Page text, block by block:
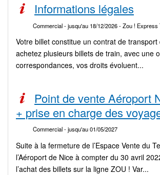
Informations légales
Commercial- jusqu'au 18/12/2026- Zou ! Express
Votre billet constitue un contrat de
achetez plusieurs billets de train, avec une
correspondances, vos droits évoluent...
Point de vente Aéroport
+ prise en charge des
Commercial- jusqu'au 01/05/2027
Suite à la fermeture de l’Espace Vente du
l’Aéroport de Nice à compter du 30 avril
l’achat des billets sur la ligne ZOU ! Var...